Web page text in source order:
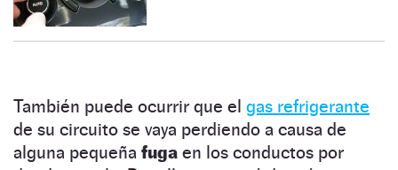
También puede ocurrir que el gas refrigerante
de su circuito se vaya perdiendo a causa de
alguna pequeña fuga en los conductos por